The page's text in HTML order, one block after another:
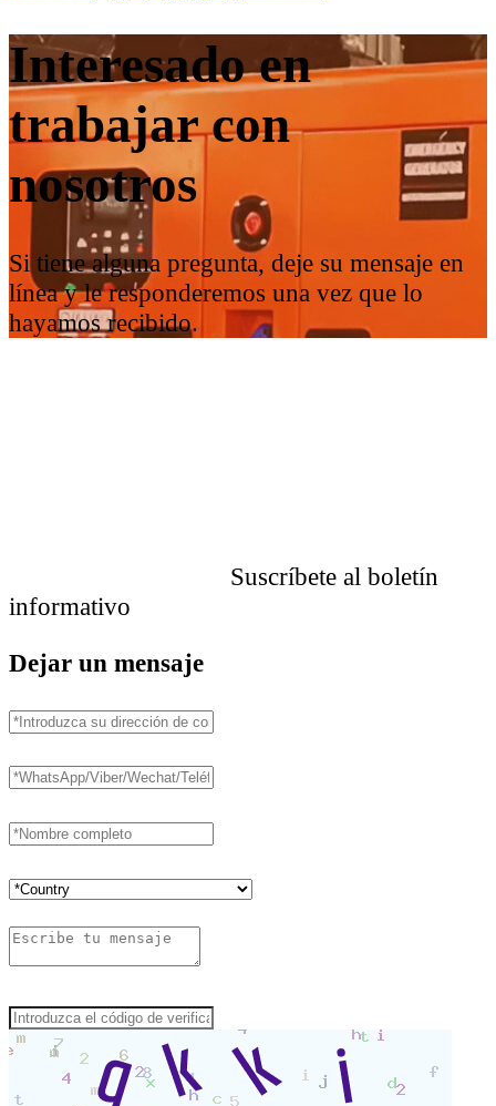
Interesado en
trabajar con
nosotros
Si tiene alguna pregunta, deje su mensaje en
línea y le responderemos una vez que lo
hayamos recibido.
Suscríbete al boletín
informativo
Dejar un mensaje